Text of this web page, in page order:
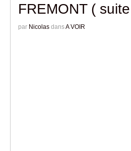
FREMONT (
par Nicolas dansA VOIR